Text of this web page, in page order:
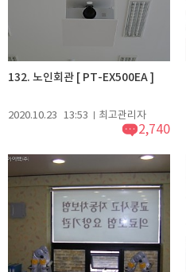
132. 노인회관 [ PT-EX500EA ]
2020.10.23 13:53 최고관리자
2,740